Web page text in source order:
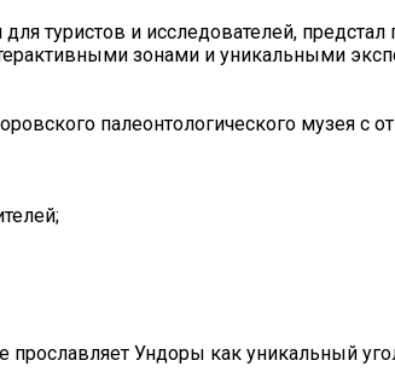
туристов и исследователей,
зонами и уникальными
палеонтологического музея с
Ундоры как уникальный